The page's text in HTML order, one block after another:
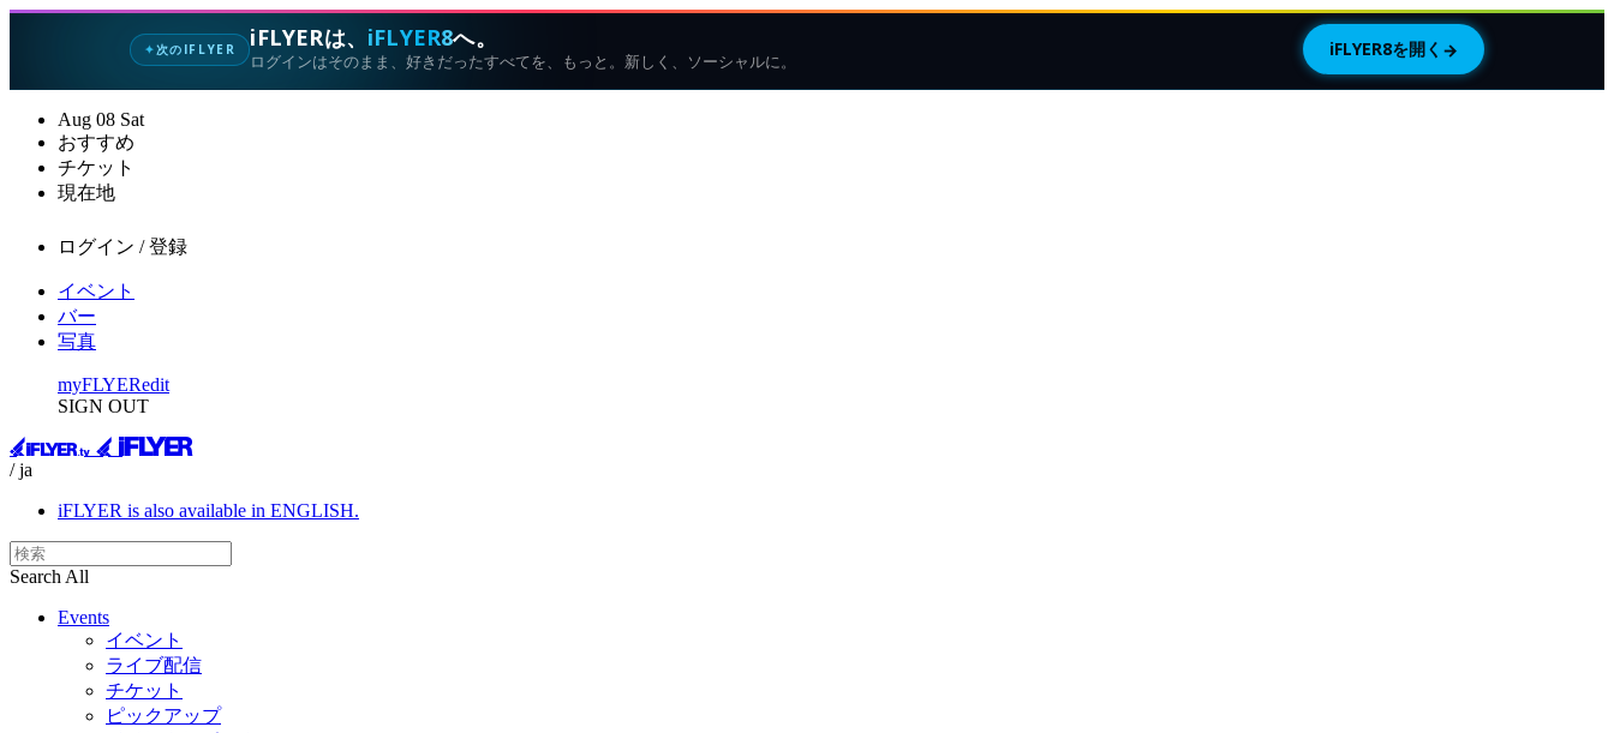
✦次のIFLYER iFLYERは、 iFLYER8へ。
ログインはそのまま、好きだったすべてを、もっと。新しく、ソーシャルに。
iFLYER8を開く →
Aug 08 Sat
おすすめ
チケット
現在地
ログイン / 登録
イベント
バー
写真
myFLYERedit
SIGN OUT
/ ja
iFLYER is also available in ENGLISH.
Search All
Events
イベント
ライブ配信
チケット
ピックアップ